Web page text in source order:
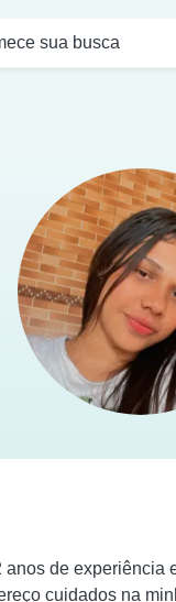
sua busca
de experiência
cuidados na